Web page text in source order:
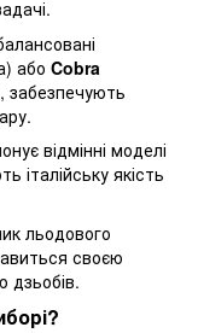
або Cobra
забезпечують
відмінні моделі
італійську якість
льодового
своєю
дзьобів.